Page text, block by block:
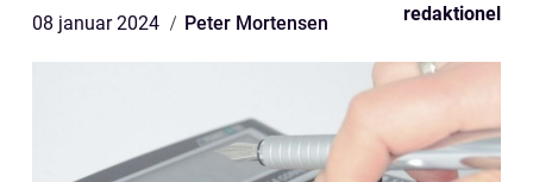
08 januar 2024 Peter Mortensen redaktionel